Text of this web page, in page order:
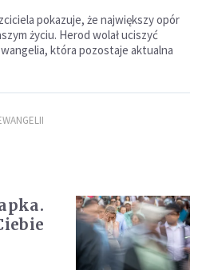
pokazuje, że największy opór
życiu. Herod wolał uciszyć
która pozostaje aktualna